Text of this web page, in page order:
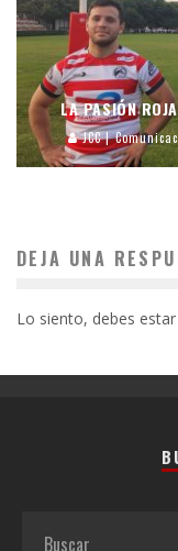
LA PASIÓN
JCC |
DEJA UNA
Lo siento, debes estar